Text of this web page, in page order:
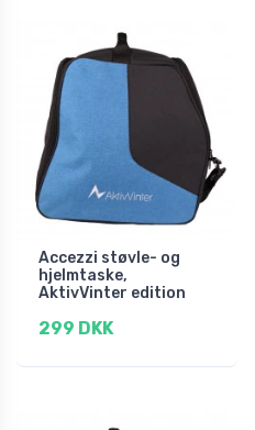
Accezzi støvle- og
hjelmtaske,
AktivVinter edition
299 DKK